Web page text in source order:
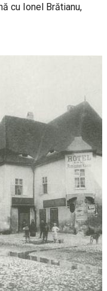
cu Ionel Brătianu,